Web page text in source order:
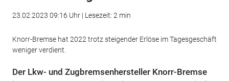
23.02.2023 09:16 Uhr | Lesezeit: 2 min
Knorr-Bremse hat 2022 trotz steigender Erlöse im Tagesgeschäft
weniger verdient.
Der Lkw- und Zugbremsenhersteller Knorr-Bremse